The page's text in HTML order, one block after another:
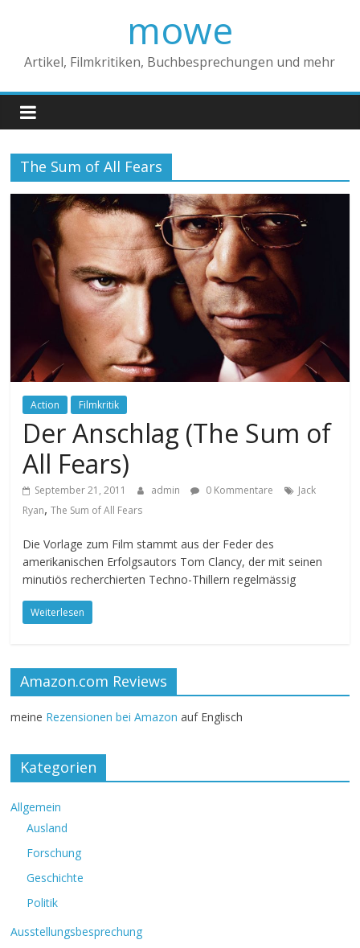
mowe
Artikel, Filmkritiken, Buchbesprechungen und mehr
The Sum of All Fears
Action Filmkritik
Der Anschlag (The Sum of
All Fears)
September 21, 2011 admin 0 Kommentare
Jack
Ryan,The Sum of All Fears
Die Vorlage zum Film stammt aus der Feder des
amerikanischen Erfolgsautors Tom Clancy, der mit seinen
minutiös recherchierten Techno-Thillern regelmässig
Weiterlesen
Amazon.com Reviews
meine Rezensionen bei Amazon auf Englisch
Kategorien
Allgemein
Ausland
Forschung
Geschichte
Politik
Ausstellungsbesprechung